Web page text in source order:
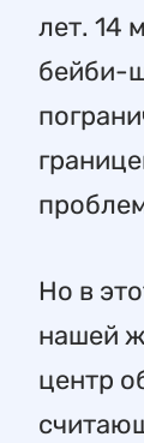
лет. 14
бейби-
Но в
нашей
центр